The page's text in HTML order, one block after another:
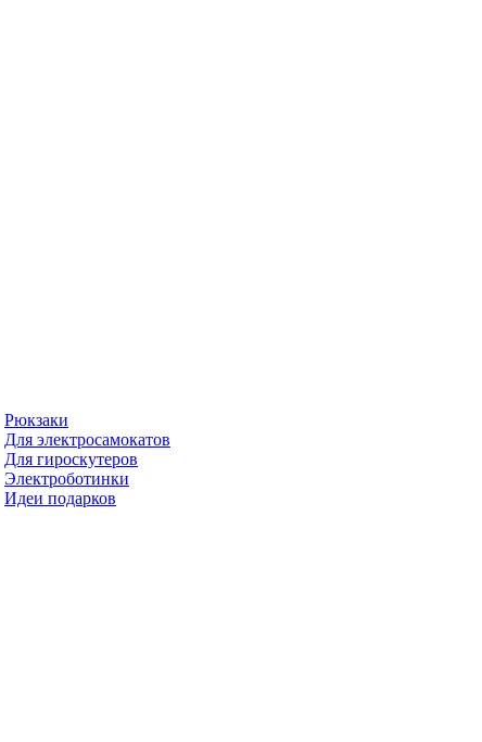
Рюкзаки
Для электросамокатов
Для гироскутеров
Электроботинки
Идеи подарков